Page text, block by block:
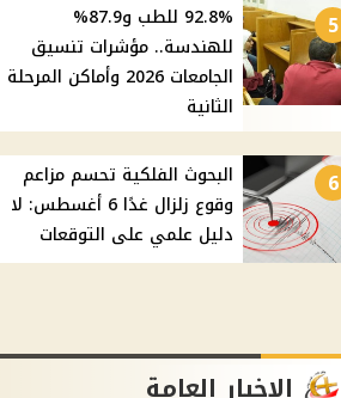
5
92.8% للطب و87.9%
للهندسة.. مؤشرات تنسيق
الجامعات 2026 وأماكن المرحلة
الثانية
6
البحوث الفلكية تحسم مزاعم
وقوع زلزال غدًا 6 أغسطس: لا
دليل علمي على التوقعات